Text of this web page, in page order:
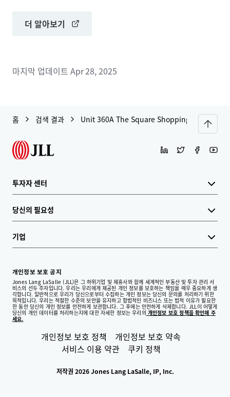
더 알아보기
마지막 업데이트 Apr 28, 2025
홈 검색 결과 Unit 360A The Square Shopping Centre,
투자자 센터
당신의 필요성
기업
개인정보 보호 공지
Jones Lang LaSalle (JLL)은 그 하위기업 및 제휴사와 함께 세계적인 부동산 및 투자 관리 서
비스의 선두 주자입니다. 우리는 우리에게 제공된 개인 정보를 보호하는 책임을 매우 중요하게 생
각합니다. 일반적으로 우리가 당신으로부터 수집하는 개인 정보는 당신의 문의를 처리하기 위한
목적입니다. 우리는 적절한 수준의 보안을 유지하고 합법적인 비즈니스 또는 법적 이유가 필요한
한 동안 당신의 개인 정보를 안전하게 보관합니다. 그 후에는 안전하게 삭제합니다. JLL이 어떻게
당신의 개인 데이터를 처리하는지에 대한 자세한 정보는 우리의 개인정보 보호 정책을 확인해 주
세요.
개인정보 보호 정책
개인정보 보호 약속
서비스 이용 약관
쿠키 정책
저작권 2026 Jones Lang LaSalle, IP, Inc.